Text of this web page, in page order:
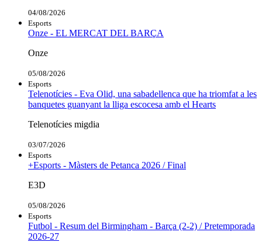
04/08/2026
Esports
Onze - EL MERCAT DEL BARÇA
Onze
05/08/2026
Esports
Telenotícies - Eva Olid, una sabadellenca que ha triomfat a les
banquetes guanyant la lliga escocesa amb el Hearts
Telenotícies migdia
03/07/2026
Esports
+Esports - Màsters de Petanca 2026 / Final
E3D
05/08/2026
Esports
Futbol - Resum del Birmingham - Barça (2-2) / Pretemporada
2026-27